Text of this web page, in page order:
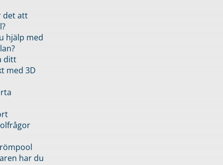
det att
hjälp med
ditt
med 3D
har du